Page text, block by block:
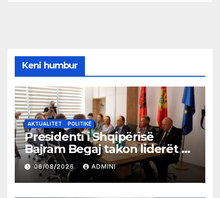
Keni humbur
AKTUALITET POLITIKË
Presidenti i Shqipërisë
Bajram Begaj takon liderët e
partive shqiptare në Ulqin
06/08/2026 ADMINI